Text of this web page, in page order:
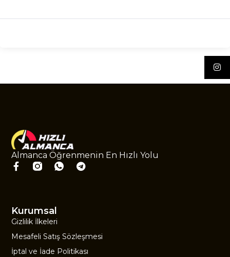
Almanca Öğrenmenin En Hızlı Yolu
Kurumsal
Gizlilik İlkeleri
Mesafeli Satış Sözleşmesi
İptal ve İade Politikası